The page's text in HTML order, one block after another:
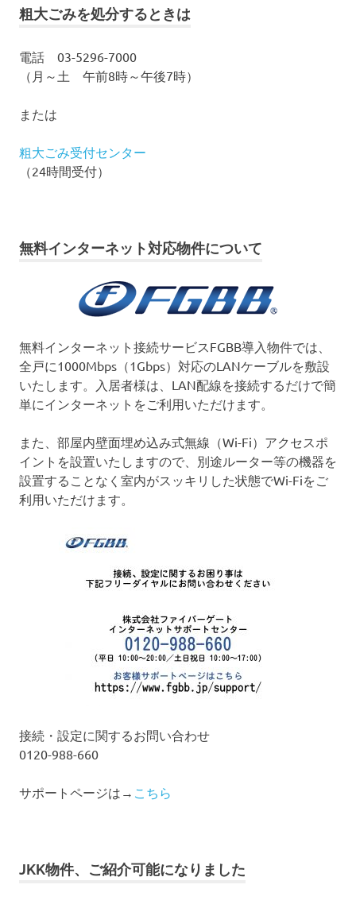
粗大ごみを処分するときは
電話 03-5296-7000
（月～土 午前8時～午後7時）
または
粗大ごみ受付センター
（24時間受付）
無料インターネット対応物件について
無料インターネット接続サービスFGBB導入物件では、
全戸に1000Mbps（1Gbps）対応のLANケーブルを敷設
いたします。入居者様は、LAN配線を接続するだけで簡
単にインターネットをご利用いただけます。
また、部屋内壁面埋め込み式無線（Wi-Fi）アクセスポ
イントを設置いたしますので、別途ルーター等の機器を
設置することなく室内がスッキリした状態でWi-Fiをご
利用いただけます。
接続・設定に関するお問い合わせ
0120-988-660
サポートページは→ こちら
JKK物件、ご紹介可能になりました